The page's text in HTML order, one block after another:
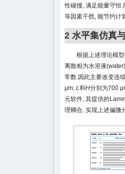
性碰撞, 满足能量守恒
等因素干扰, 能节约计
2 水平集仿真
根据上述理论模
离散相为水溶液
常数.因此主要改变连
μm; L和H分别为700
元软件, 其提供的
理耦合, 实现上述偏微